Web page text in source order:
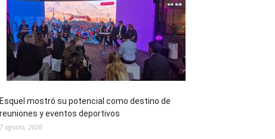
Esquel mostró su potencial como destino de
reuniones y eventos deportivos
7 agosto, 2026